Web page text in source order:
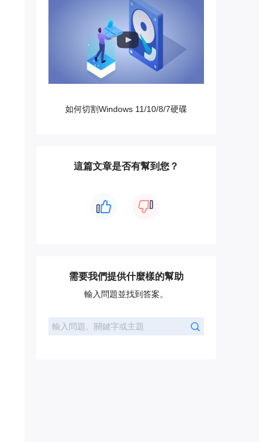
如何切割Windows 11/10/8/7硬碟
這篇文章是否有幫到您？
需要我們提供什麼樣的幫助
輸入問題並找到答案。